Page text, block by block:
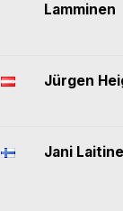
Lamminen
Jürgen
Jani